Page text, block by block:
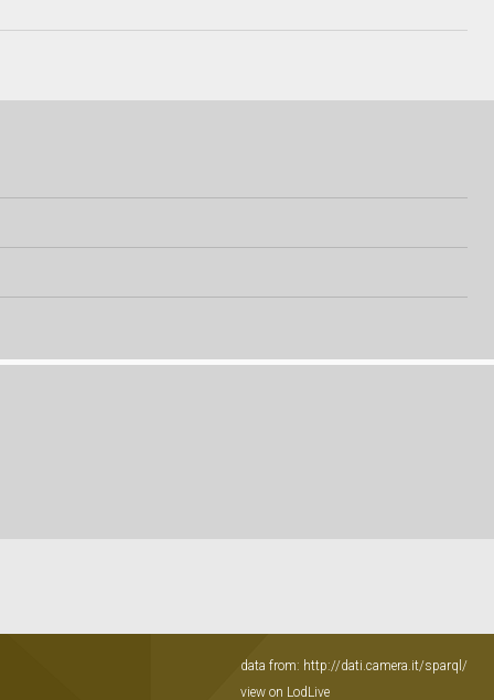
data from: http://dati.camera.it/sparql/
view on LodLive